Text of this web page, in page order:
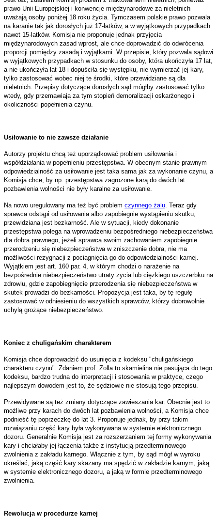
prawo Unii Europejskiej i konwencje międzynarodowe za nieletnich
uważają osoby poniżej 18 roku życia. Tymczasem polskie prawo pozwala
na karanie tak jak dorosłych już 17-latków, a w wyjątkowych przypadkach
nawet 15-latków. Komisja nie proponuje jednak przyjęcia
międzynarodowych zasad wprost, ale chce doprowadzić do odwrócenia
proporcji pomiędzy zasadą i wyjątkami. W przepisie, który pozwala sądowi
w wyjątkowych przypadkach w stosunku do osoby, która ukończyła 17 lat,
a nie ukończyła lat 18 i dopuściła się występku, nie wymierzać jej kary,
tylko zastosować wobec niej te środki, które przewidziane są dla
nieletnich. Przepisy dotyczące dorosłych sąd mógłby zastosować tylko
wtedy, gdy przemawiają za tym stopień demoralizacji oskarżonego i
okoliczności popełnienia czynu.
Usiłowanie to nie zawsze działanie
Autorzy projektu chcą też uporządkować problem usiłowania i
współdziałania w popełnieniu przestępstwa. W obecnym stanie prawnym
odpowiedzialność za usiłowanie jest taka sama jak za wykonanie czynu, a
Komisja chce, by np. przestępstwa zagrożone karą do dwóch lat
pozbawienia wolności nie były karalne za usiłowanie.
Na nowo uregulowany ma też być problem czynnego żalu. Teraz gdy
sprawca odstąpi od usiłowania albo zapobiegnie wystąpieniu skutku,
przewidziana jest bezkarność. Ale w sytuacji, kiedy dokonanie
przestępstwa polega na wprowadzeniu bezpośredniego niebezpieczeństwa
dla dobra prawnego, jeżeli sprawca swoim zachowaniem zapobiegnie
przerodzeniu się niebezpieczeństwa w zniszczenie dobra, nie ma
możliwości rezygnacji z pociągnięcia go do odpowiedzialności karnej.
Wyjątkiem jest art. 160 par. 4, w którym chodzi o narażenie na
bezpośrednie niebezpieczeństwo utraty życia lub ciężkiego uszczerbku na
zdrowiu, gdzie zapobiegnięcie przerodzenia się niebezpieczeństwa w
skutek prowadzi do bezkarności. Propozycja jest taka, by tę regułę
zastosować w odniesieniu do wszystkich sprawców, którzy dobrowolnie
uchylą grożące niebezpieczeństwo.
Koniec z chuligańskim charakterem
Komisja chce doprowadzić do usunięcia z kodeksu "chuligańskiego
charakteru czynu". Zdaniem prof. Zolla to skamielina nie pasująca do tego
kodeksu, bardzo trudna do interpretacji i stosowania w praktyce, czego
najlepszym dowodem jest to, że sędziowie nie stosują tego przepisu.
Przewidywane są też zmiany dotyczące zawieszania kar. Obecnie jest to
możliwe przy karach do dwóch lat pozbawienia wolności, a Komisja chce
podnieść tę poprzeczkę do lat 3. Proponuje jednak, by przy takim
rozwiązaniu część kary była wykonywana w systemie elektronicznego
dozoru. Generalnie Komisja jest za rozszerzaniem tej formy wykonywania
kary i chciałaby jej łączenia także z instytucją przedterminowego
zwolnienia z zakładu karnego. Włącznie z tym, by sąd mógł w wyroku
określać, jaką część kary skazany ma spędzić w zakładzie karnym, jaką
w systemie elektronicznego dozoru, a jaką w formie przedterminowego
zwolnienia.
Rewolucja w procedurze karnej